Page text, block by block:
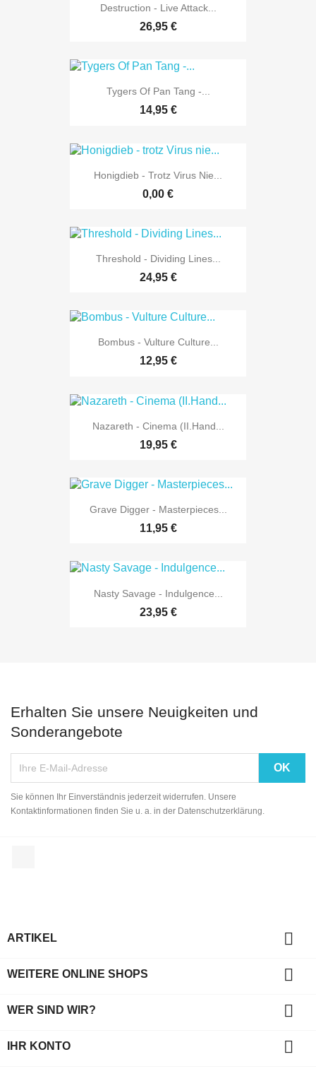
Destruction - Live Attack...
26,95 €
Tygers Of Pan Tang -...
14,95 €
Honigdieb - Trotz Virus Nie...
0,00 €
Threshold - Dividing Lines...
24,95 €
Bombus - Vulture Culture...
12,95 €
Nazareth - Cinema (II.Hand...
19,95 €
Grave Digger - Masterpieces...
11,95 €
Nasty Savage - Indulgence...
23,95 €
Erhalten Sie unsere Neuigkeiten und
Sonderangebote
Sie können Ihr Einverständnis jederzeit widerrufen. Unsere
Kontaktinformationen finden Sie u. a. in der Datenschutzerklärung.
ARTIKEL 
WEITERE ONLINE SHOPS 
WER SIND WIR? 
IHR KONTO 